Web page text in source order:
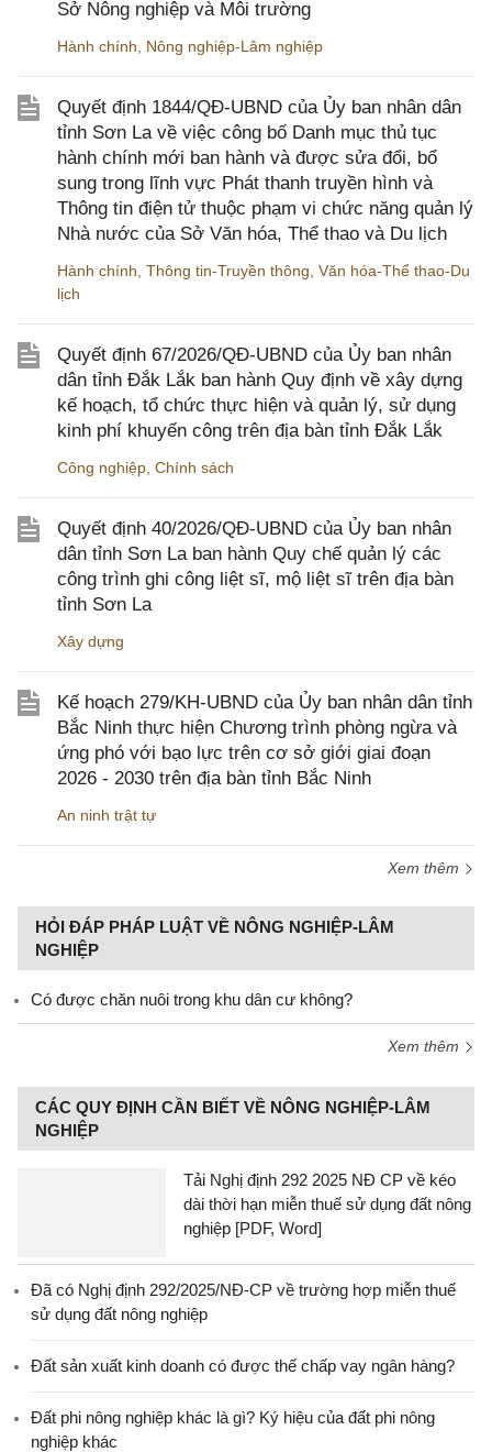
Sở Nông nghiệp và Môi trường
Hành chính Nông nghiệp-Lâm nghiệp
Quyết định 1844/QĐ-UBND của Ủy ban nhân dân
tỉnh Sơn La về việc công bố Danh mục thủ tục
hành chính mới ban hành và được sửa đổi, bổ
sung trong lĩnh vực Phát thanh truyền hình và
Thông tin điện tử thuộc phạm vi chức năng quản lý
Nhà nước của Sở Văn hóa, Thể thao và Du lịch
Hành chính Thông tin-Truyền thông Văn hóa-Thể thao-Du
lịch
Quyết định 67/2026/QĐ-UBND của Ủy ban nhân
dân tỉnh Đắk Lắk ban hành Quy định về xây dựng
kế hoạch, tổ chức thực hiện và quản lý, sử dụng
kinh phí khuyến công trên địa bàn tỉnh Đắk Lắk
Công nghiệp Chính sách
Quyết định 40/2026/QĐ-UBND của Ủy ban nhân
dân tỉnh Sơn La ban hành Quy chế quản lý các
công trình ghi công liệt sĩ, mộ liệt sĩ trên địa bàn
tỉnh Sơn La
Xây dựng
Kế hoạch 279/KH-UBND của Ủy ban nhân dân tỉnh
Bắc Ninh thực hiện Chương trình phòng ngừa và
ứng phó với bạo lực trên cơ sở giới giai đoạn
2026 - 2030 trên địa bàn tỉnh Bắc Ninh
An ninh trật tự
Xem thêm
HỎI ĐÁP PHÁP LUẬT VỀ NÔNG NGHIỆP-LÂM
NGHIỆP
Có được chăn nuôi trong khu dân cư không?
Xem thêm
CÁC QUY ĐỊNH CẦN BIẾT VỀ NÔNG NGHIỆP-LÂM
NGHIỆP
Tải Nghị định 292 2025 NĐ CP về kéo
dài thời hạn miễn thuế sử dụng đất nông
nghiệp [PDF, Word]
Đã có Nghị định 292/2025/NĐ-CP về trường hợp miễn thuế
sử dụng đất nông nghiệp
Đất sản xuất kinh doanh có được thế chấp vay ngân hàng?
Đất phi nông nghiệp khác là gì? Ký hiệu của đất phi nông
nghiệp khác